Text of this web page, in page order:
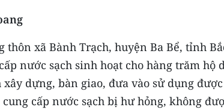
thôn xã Bành Trạch, huyện Ba Bể, tỉnh
nước sạch sinh hoạt cho hàng trăm hộ
dựng, bàn giao, đưa vào sử dụng
cấp nước sạch bị hư hỏng, không